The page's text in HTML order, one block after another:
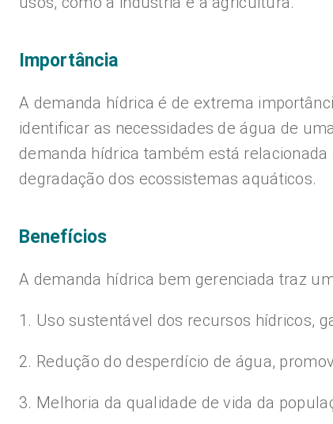
Importância
A demanda hídrica é de extrema
identificar as necessidades de água de
demanda hídrica também está
degradação dos ecossistemas aquáticos.
Benefícios
A demanda hídrica bem gerenciada traz
1. Uso sustentável dos recursos hídricos,
2. Redução do desperdício de água,
3. Melhoria da qualidade de vida da